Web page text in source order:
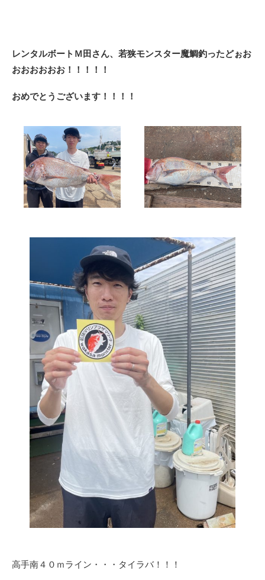
レンタルボートＭ田さん、若狭モンスター魔鯛釣ったどぉお
おおおおおお！！！！！
おめでとうございます！！！！
高手南４０ｍライン・・・タイラバ！！！